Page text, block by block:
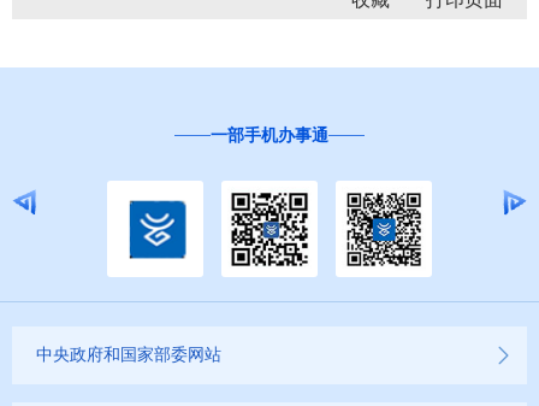
一部手机办事通
中央政府和国家部委网站